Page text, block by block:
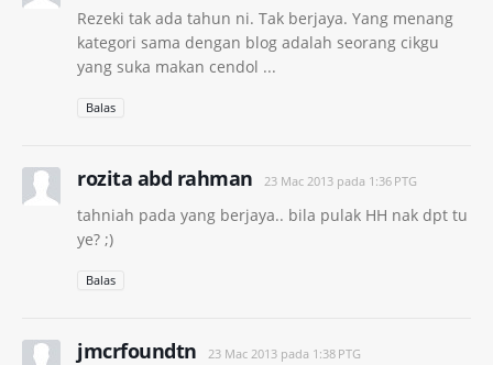
Rezeki tak ada tahun ni. Tak berjaya. Yang menang
kategori sama dengan blog adalah seorang cikgu
yang suka makan cendol ...
Balas
rozita abd rahman 23 Mac 2013 pada 1:36 PTG
tahniah pada yang berjaya.. bila pulak HH nak dpt tu
ye? ;)
Balas
jmcrfoundtn 23 Mac 2013 pada 1:38 PTG